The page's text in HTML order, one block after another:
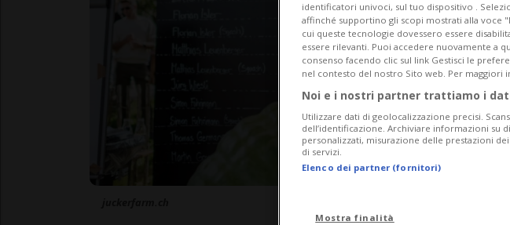
identificatori univoci, sul tuo dispositivo .
affinché supportino gli scopi mostrati alla voce
cui queste tecnologie dovessero essere
essere rilevanti. Puoi accedere nuovamente a
consenso facendo clic sul link Gestisci le
nel contesto del nostro Sito web. Per maggiori
Noi e i nostri partner trattiamo i
Utilizzare dati di geolocalizzazione precisi.
dell’identificazione. Archiviare informazioni su
personalizzati, misurazione delle prestazioni
di servizi.
Elenco dei partner (fornitori)
Mostra finalità